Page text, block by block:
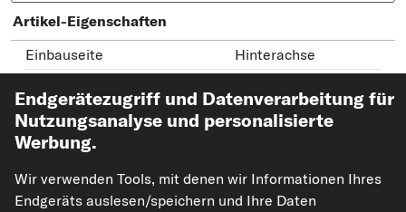
Artikel-Eigenschaften
Einbauseite
Hinterachse
Anzahl pro Achse
für Artikelnummer
für Artikelnummer
42254 01
für Artikelnummer
45073 01
Endgerätezugriff und Datenverarbeitung für
Nutzungsanalyse und personalisierte
Werbung.
Wir verwenden Tools, mit denen wir Informationen Ihres
Endgeräts auslesen/speichern und Ihre Daten